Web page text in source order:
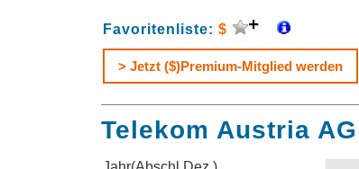
Favoritenliste: $
> Jetzt ($)Premium-Mitglied werden
Telekom Austria